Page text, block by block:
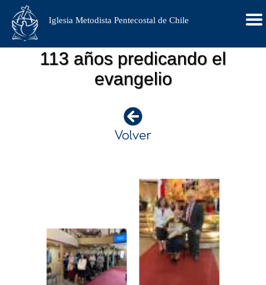
Iglesia Metodista Pentecostal de Chile
113 años predicando el
evangelio
Volver